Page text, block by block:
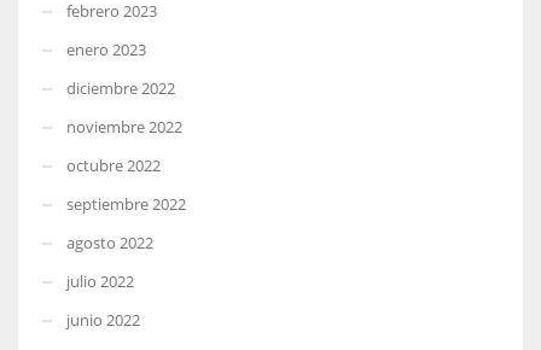
febrero 2023
enero 2023
diciembre 2022
noviembre 2022
octubre 2022
septiembre 2022
agosto 2022
julio 2022
junio 2022